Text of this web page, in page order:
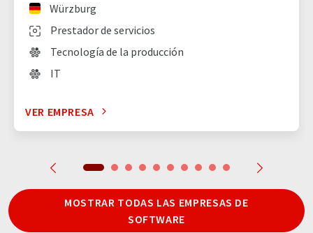
Prestador de servicios
Würzburg
Tecnología de la producción
IT
VER EMPRESA
MOSTRAR TODAS LAS EMPRESAS DE
SOFTWARE